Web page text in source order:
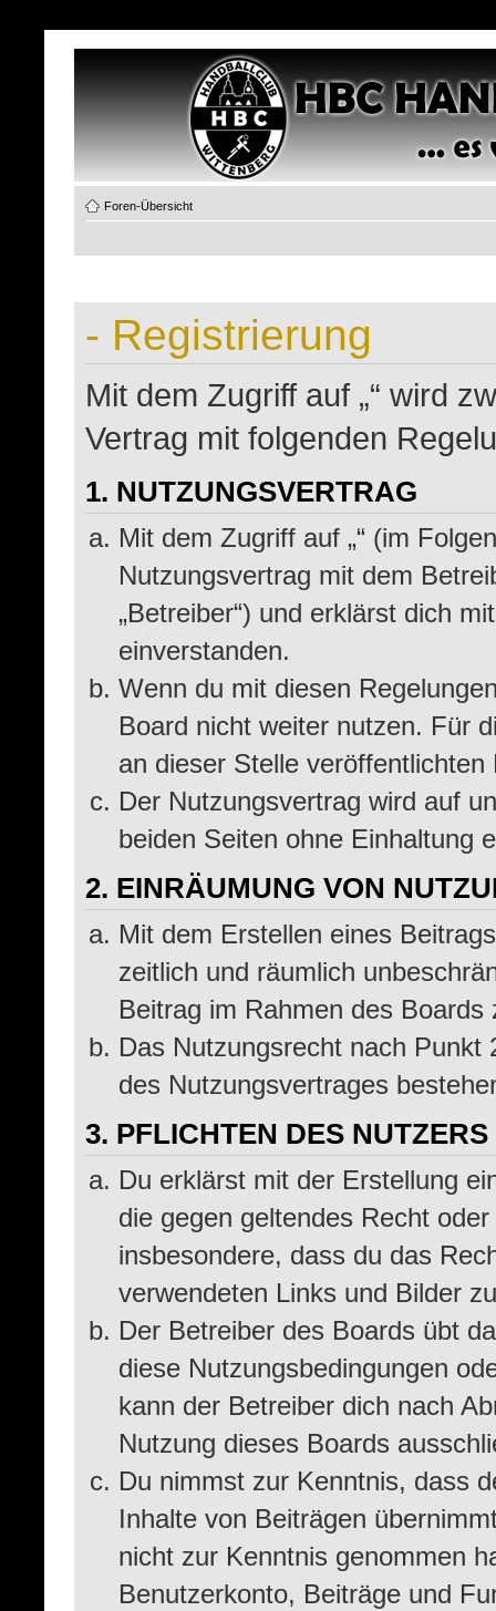
Foren-Übersicht
- Registrierung
Mit dem Zugriff auf „“ wird
Vertrag mit folgenden
1. NUTZUNGSVERTRAG
Mit dem Zugriff auf „“ (im
Nutzungsvertrag mit dem
„Betreiber“) und erklärst dich
einverstanden.
Wenn du mit diesen
Board nicht weiter nutzen. Für
an dieser Stelle veröffentlichten
Der Nutzungsvertrag wird auf
beiden Seiten ohne Einhaltung
2. EINRÄUMUNG VON
Mit dem Erstellen eines
zeitlich und räumlich
Beitrag im Rahmen des Boards
Das Nutzungsrecht nach
des Nutzungsvertrages
3. PFLICHTEN DES NUTZERS
Du erklärst mit der Erstellung
die gegen geltendes Recht
insbesondere, dass du das
verwendeten Links und Bilder
Der Betreiber des Boards übt
diese Nutzungsbedingungen
kann der Betreiber dich nach
Nutzung dieses Boards
Du nimmst zur Kenntnis, dass
Inhalte von Beiträgen
nicht zur Kenntnis genommen
Benutzerkonto, Beiträge und